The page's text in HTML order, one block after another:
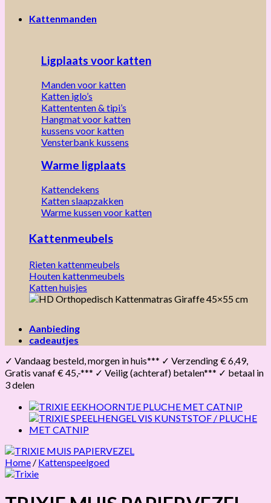
Kattenmanden
Ligplaats voor katten
Manden voor katten
Katten iglo’s
Kattententen & tipi’s
Hangmat voor katten
kussens voor katten
Vensterbank kussens
Warme ligplaats
Kattendekens
Katten slaapzakken
Warme kussen voor katten
Kattenmeubels
Rieten kattenmeubels
Houten kattenmeubels
Katten huisjes
Aanbieding
cadeautjes
✓ Vandaag besteld, morgen in huis*** ✓ Verzending € 6,49,
Gratis vanaf € 45,-*** ✓ Veilig (achteraf) betalen*** ✓ betaal in
3 delen
Home / Kattenspeelgoed